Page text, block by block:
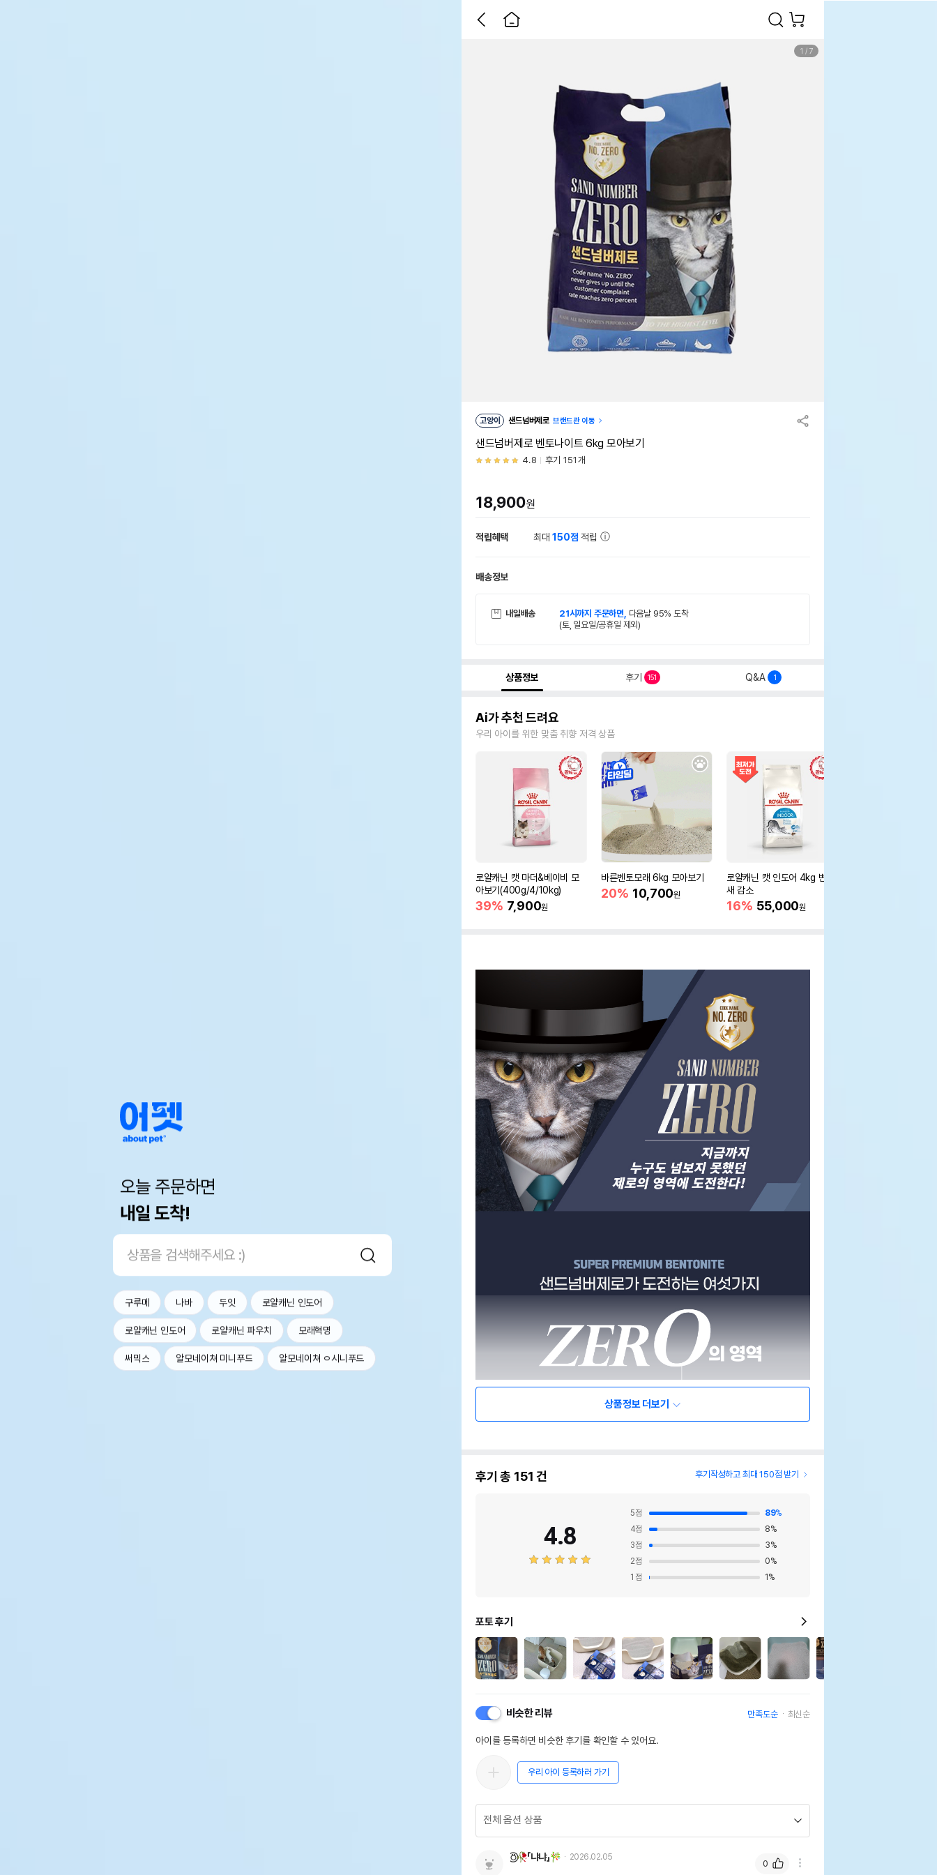
오늘 주문하면
내일 도착!
구루메 나바 두잇 로얄캐닌 인도어
로얄캐닌 인도어 로얄캐닌 파우치 모래혁명
써믹스 알모네이쳐 미니푸드 알모네이쳐 ㅇ시니푸드
1 / 7
고양이 샌드넘버제로 브랜드관 이동
샌드넘버제로 벤토나이트 6kg 모아보기
4.8 후기 151개
18,900원
적립혜택 최대150점 적립
배송정보
내일배송 21시까지 주문하면, 다음날 95% 도착
(토, 일요일/공휴일 제외)
상품정보 후기 151 Q&A 1
Ai가 추천 드려요
우리 아이를 위한 맞춤 취향 저격 상품
로얄캐닌 캣 마더&베이비 모
아보기(400g/4/10kg)
39% 7,900원
바른벤토모래 6kg 모아보기
20% 10,700원
로얄캐닌 캣 인도어 4kg 변냄
새 감소
16% 55,000원
상품정보 더보기
후기 총 151 건 후기작성하고 최대 150점 받기
4.8
5점 89%
4점 8%
3점 3%
2점 0%
1 점 1 %
포토 후기
비슷한 리뷰 만족도순 최신순
아이를 등록하면 비슷한 후기를 확인할 수 있어요.
우리 아이 등록하러 가기
⍥⃝🥀「냐냐」🎋 2026.02.05
0